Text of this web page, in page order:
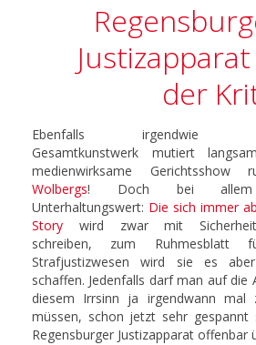
der
Ebenfalls irgendwie
Gesamtkunstwerk mutiert
medienwirksame
Wolbergs! Doch bei allem
Unterhaltungswert: Die sich immer
Story wird zwar mit Sicherheit
schreiben, zum Ruhmesblatt
Strafjustizwesen wird sie es
schaffen. Jedenfalls darf man auf die
diesem Irrsinn ja irgendwann mal
müssen, schon jetzt sehr gespannt
Regensburger Justizapparat offenbar